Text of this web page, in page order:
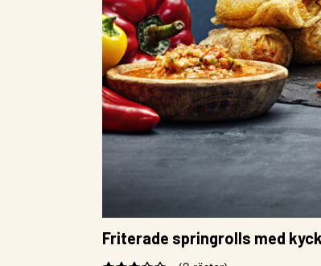
Friterade springrolls med